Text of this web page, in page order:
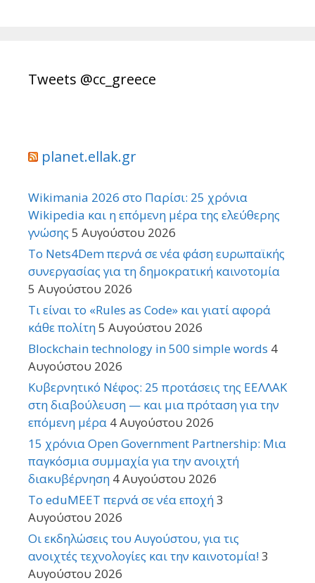
Tweets @cc_greece
planet.ellak.gr
Wikimania 2026 στο Παρίσι: 25 χρόνια
Wikipedia και η επόμενη μέρα της ελεύθερης
γνώσης 5 Αυγούστου 2026
Το Nets4Dem περνά σε νέα φάση ευρωπαϊκής
συνεργασίας για τη δημοκρατική καινοτομία
5 Αυγούστου 2026
Τι είναι το «Rules as Code» και γιατί αφορά
κάθε πολίτη5 Αυγούστου 2026
Blockchain technology in 500 simple words 4
Αυγούστου 2026
Κυβερνητικό Νέφος: 25 προτάσεις της ΕΕΛΛΑΚ
στη διαβούλευση — και μια πρόταση για την
επόμενη μέρα 4 Αυγούστου 2026
15 χρόνια Open Government Partnership: Μια
παγκόσμια συμμαχία για την ανοιχτή
διακυβέρνηση 4 Αυγούστου 2026
Το eduMEET περνά σε νέα εποχή3
Αυγούστου 2026
Οι εκδηλώσεις του Αυγούστου, για τις
ανοιχτές τεχνολογίες και την καινοτομία!3
Αυγούστου 2026